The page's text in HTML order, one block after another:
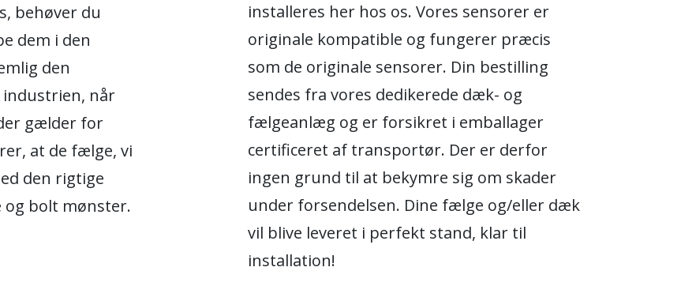
behøver du
dem i den
den
industrien, når
gælder for
at de fælge, vi
den rigtige
og bolt mønster.
installeres her hos os. Vores sensorer er
originale kompatible og fungerer præcis
som de originale sensorer. Din bestilling
sendes fra vores dedikerede dæk- og
fælgeanlæg og er forsikret i emballager
certificeret af transportør. Der er derfor
ingen grund til at bekymre sig om skader
under forsendelsen. Dine fælge og/eller dæk
vil blive leveret i perfekt stand, klar til
installation!